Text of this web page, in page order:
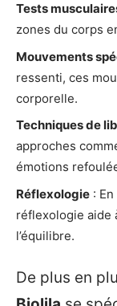
Tests
zones du corps
Mouvements
ressenti, ces
corporelle.
Techniques de
approches
émotions
Réflexologie :
réflexologie aide
l’équilibre.
De plus en